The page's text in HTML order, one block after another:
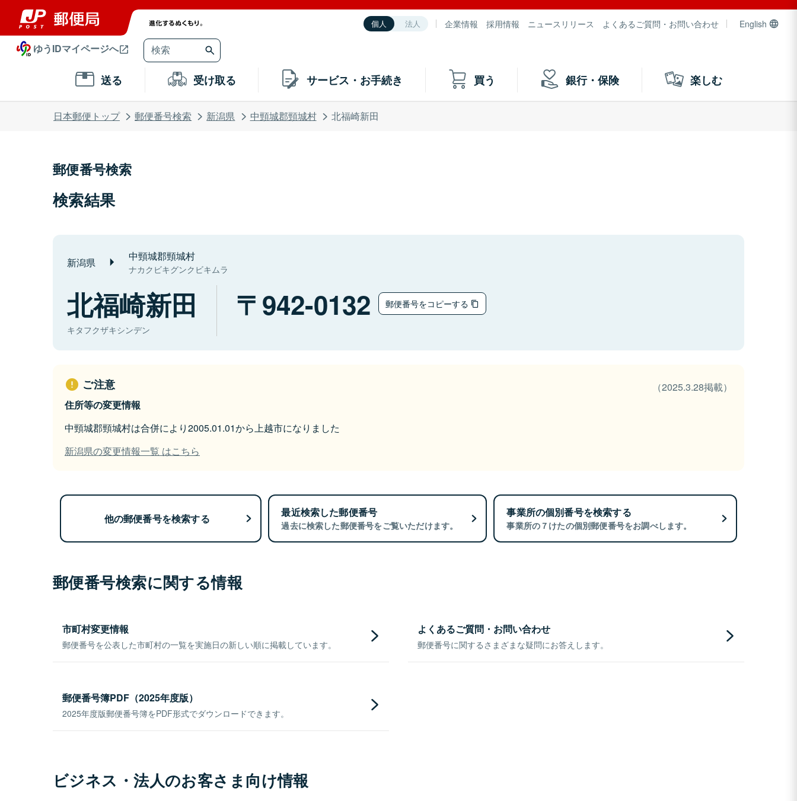
個人 法人 企業情報 採用情報 ニュースリリース よくあるご質問・お問い合わせ English
ゆうIDマイページへ
送る 受け取る サービス・お手続き 買う 銀行・保険 楽しむ
日本郵便トップ 郵便番号検索 新潟県 中頸城郡頸城村 北福崎新田
郵便番号検索
検索結果
新潟県 中頸城郡頸城村
ナカクビキグンクビキムラ
北福崎新田
キタフクザキシンデン
942-0132 郵便番号をコピーする
ご注意
（2025.3.28掲載）
住所等の変更情報
中頸城郡頸城村は合併により2005.01.01から上越市になりました
新潟県の変更情報一覧 はこちら
他の郵便番号を検索する 最近検索した郵便番号
過去に検索した郵便番号をご覧いただけます。
事業所の個別番号を検索する
事業所の７けたの個別郵便番号をお調べします。
郵便番号検索に関する情報
市町村変更情報
郵便番号を公表した市町村の一覧を実施日の新しい順に掲載しています。
よくあるご質問・お問い合わせ
郵便番号に関するさまざまな疑問にお答えします。
郵便番号簿PDF（2025年度版）
2025年度版郵便番号簿をPDF形式でダウンロードできます。
ビジネス・法人のお客さま向け情報